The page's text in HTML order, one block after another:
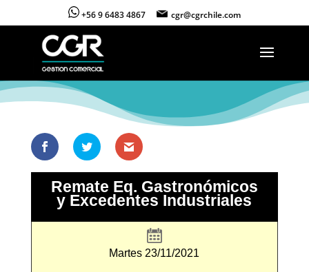
+56 9 6483 4867 cgr@cgrchile.com
Remate Eq. Gastronómicos
y Excedentes Industriales
Martes 23/11/2021